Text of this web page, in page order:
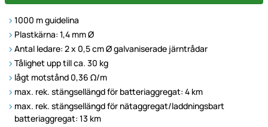
1000 m guidelina
Plastkärna: 1,4 mm Ø
Antal ledare: 2 x 0,5 cm Ø galvaniserade järntrådar
Tålighet upp till ca. 30 kg
lågt motstånd 0,36 Ω/m
max. rek. stängsellängd för batteriaggregat: 4 km
max. rek. stängsellängd för nätaggregat/laddningsbart
batteriaggregat: 13 km